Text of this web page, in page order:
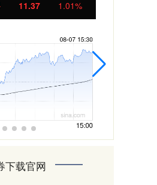
11.37 1.01%
下载官网